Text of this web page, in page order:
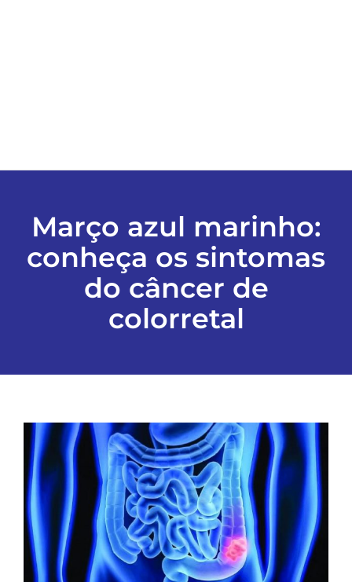
FALE CONOSCO
EDIÇÕES EM PDF
Março azul marinho:
conheça os sintomas
do câncer de
colorretal